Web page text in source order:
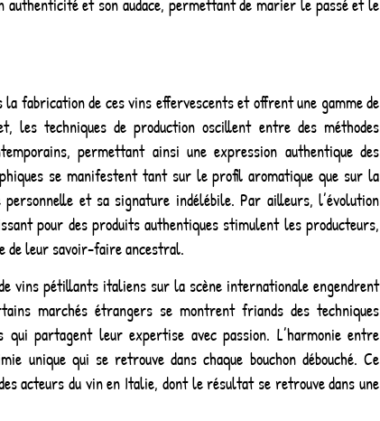
et son audace, permettant de marier le passé et le
fabrication de ces vins effervescents et offrent une gamme de
les techniques de production oscillent entre des méthodes
permettant ainsi une expression authentique des
se manifestent tant sur le profil aromatique que sur la
et sa signature indélébile. Par ailleurs, l’évolution
pour des produits authentiques stimulent les producteurs,
de leur savoir-faire ancestral.
vins pétillants italiens sur la scène internationale engendrent
marchés étrangers se montrent friands des techniques
partagent leur expertise avec passion. L’harmonie entre
unique qui se retrouve dans chaque bouchon débouché. Ce
acteurs du vin en Italie, dont le résultat se retrouve dans une